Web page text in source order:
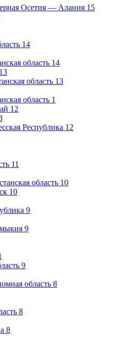
Осетия — Алания 15
14
область 14
13
область 13
область 1
12
Республика 12
11
область 10
10
9
9
9
область 8
8
8